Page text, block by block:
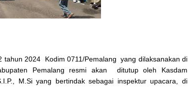
tahun 2024 Kodim 0711/Pemalang yang dilaksanakan di
Pemalang resmi akan ditutup oleh Kasdam
M.Si yang bertindak sebagai inspektur upacara, di